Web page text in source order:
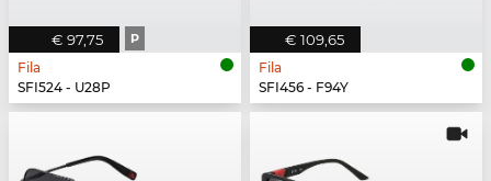
€ 97,75 P
Fila
SFI524 - U28P
€ 109,65
Fila
SFI456 - F94Y